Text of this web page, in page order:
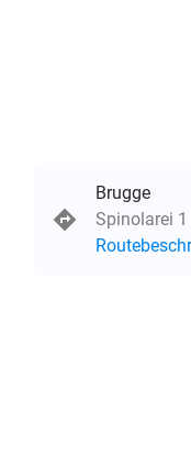
Brugge
Spinolarei 1